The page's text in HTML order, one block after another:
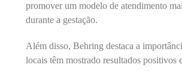
promover um modelo de atendimento
durante a gestação.
Além disso, Behring destaca a
locais têm mostrado resultados positivos